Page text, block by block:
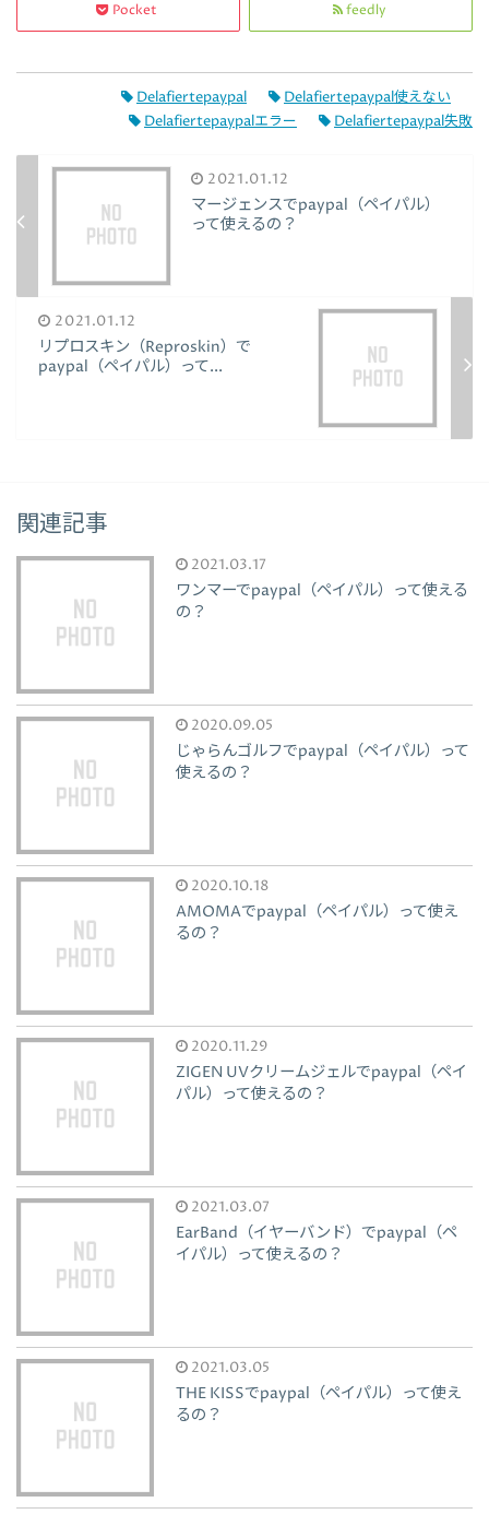
Pocket feedly
Delafiertepaypal
Delafiertepaypal使えない
Delafiertepaypalエラー
Delafiertepaypal失敗
2021.01.12
マージェンスでpaypal（ペイパル）
って使えるの？
2021.01.12
リプロスキン（Reproskin）で
paypal（ペイパル）って...
関連記事
2021.03.17
ワンマーでpaypal（ペイパル）って使える
の？
2020.09.05
じゃらんゴルフでpaypal（ペイパル）って
使えるの？
2020.10.18
AMOMAでpaypal（ペイパル）って使え
るの？
2020.11.29
ZIGEN UVクリームジェルでpaypal（ペイ
パル）って使えるの？
2021.03.07
EarBand（イヤーバンド）でpaypal（ペ
イパル）って使えるの？
2021.03.05
THE KISSでpaypal（ペイパル）って使え
るの？